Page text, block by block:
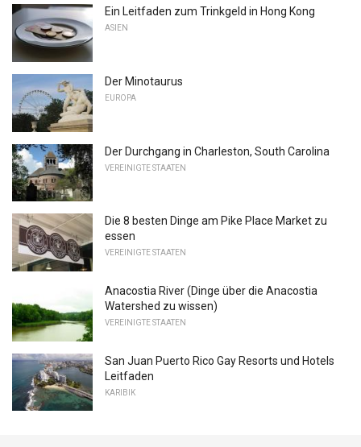
Ein Leitfaden zum Trinkgeld in Hong Kong
ASIEN
Der Minotaurus
EUROPA
Der Durchgang in Charleston, South Carolina
VEREINIGTE STAATEN
Die 8 besten Dinge am Pike Place Market zu
essen
VEREINIGTE STAATEN
Anacostia River (Dinge über die Anacostia
Watershed zu wissen)
VEREINIGTE STAATEN
San Juan Puerto Rico Gay Resorts und Hotels
Leitfaden
KARIBIK